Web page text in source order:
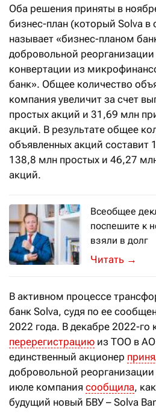
Оба решения приняты в
бизнес-план (который Solva
называет «бизнес-планом
добровольной
конвертации из
банк». Общее количество
компания увеличит за счет
простых акций и 31,69 млн
акций. В результате общее
объявленных акций составит
138,8 млн простых и 46,27
акций.
Всеобщее
поспешите к
взяли в долг
С 2024 года
→
В активном процессе
банк Solva, судя по ее
2022 года. В декабре 2022-
перерегистрацию из ТОО в
единственный акционер
добровольной
июле компания сообщила,
будущий новый БВУ – Solva